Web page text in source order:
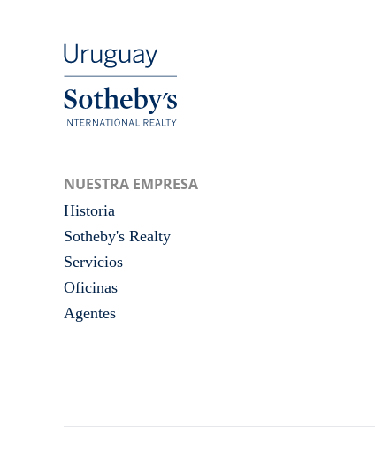
NUESTRA EMPRESA
Historia
Sotheby's Realty
Servicios
Oficinas
Agentes